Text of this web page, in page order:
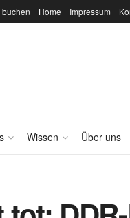
Home Impressum
Wissen Über uns